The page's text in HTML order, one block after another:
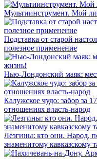
Мультиинструмент. Мой
Подставка от старой
полезное применение
Нью-Лондонский маяк:
Калужское чудо: забор за
отношениях власть-народ
Лезгины: кто они. Народ,
знаменитому кавказскому